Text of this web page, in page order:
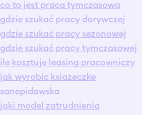
co to jest praca tymczasowa
gdzie szukać pracy dorywczej
gdzie szukać pracy sezonowej
gdzie szukać pracy tymczasowej
ile kosztuje leasing pracowniczy
jak wyrobic ksiazeczke
sanepidowska
jaki model zatrudnienia